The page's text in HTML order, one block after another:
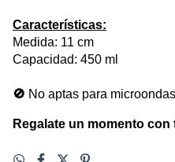
Características:
Medida: 11 cm
Capacidad: 450 ml
🚫 No aptas para
Regalate un momento con